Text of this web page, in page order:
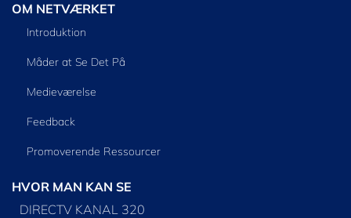
OM NETVÆRKET
Introduktion
Måder at Se Det På
Medieværelse
Feedback
Promoverende Ressourcer
HVOR MAN KAN SE
DIRECTV KANAL 320